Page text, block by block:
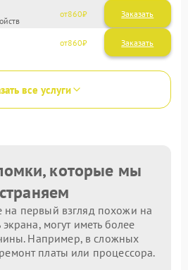
860
860
все услуги
которые мы
первый взгляд похожи на
могут иметь более
Например, в сложных
ремонт платы или процессора.